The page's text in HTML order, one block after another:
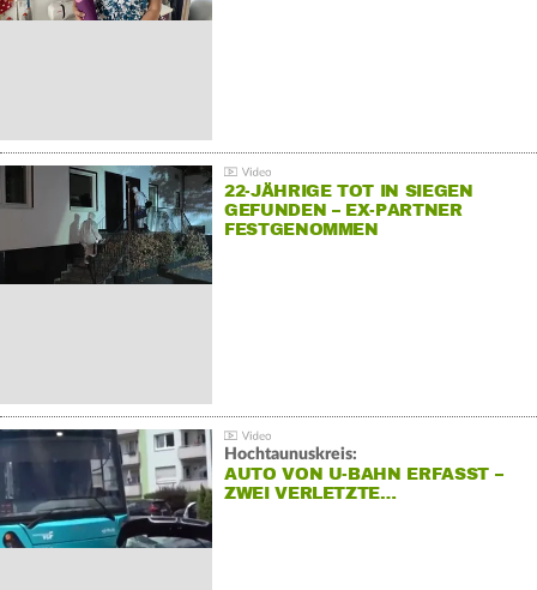
22-JÄHRIGE TOT IN SIEGEN
GEFUNDEN – EX-PARTNER
FESTGENOMMEN
Hochtaunuskreis:
AUTO VON U-BAHN ERFASST –
ZWEI VERLETZTE…